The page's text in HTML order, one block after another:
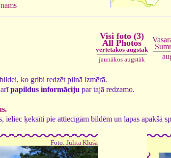
Visi foto (3)
All Photos
vērtētākos augstāk
jaunākos augstāk
ko gribi redzēt pilnā izmērā.
papildus informāciju par tajā redzamo.
ieliec ķeksīti pie attiecīgām bildēm un lapas apakšā
Foto: Julita Kluša